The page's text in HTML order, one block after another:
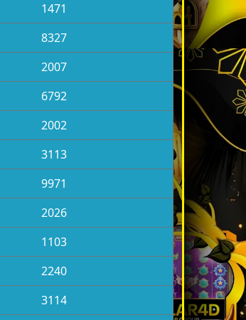
1471
8327
2007
6792
2002
3113
9971
2026
1103
2240
3114